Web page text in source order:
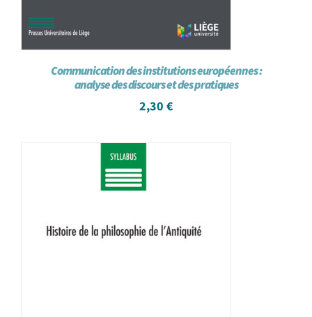
Communication des institutions européennes :
analyse des discours et des pratiques
2,30 €